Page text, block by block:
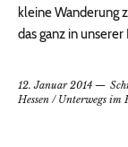
kleine Wanderung
das ganz in
12. Januar 2014
Hessen / Unterwegs im